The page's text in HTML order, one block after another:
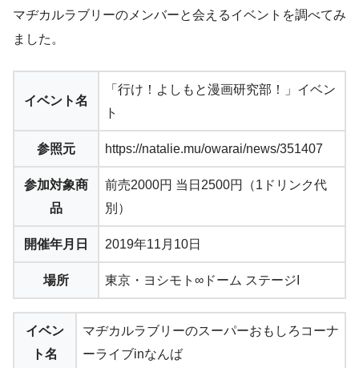
マヂカルラブリーのメンバーと会えるイベントを調べてみ
ました。
イベント名
「行け！よしもと漫画研究部！」イベン
ト
参照元 https://natalie.mu/owarai/news/351407
参加対象商
品
前売2000円 当日2500円（1ドリンク代
別）
開催年月日 2019年11月10日
場所 東京・ヨシモト∞ドーム ステージI
イベン
ト名
マヂカルラブリーのスーパーおもしろコーナ
ーライブinなんば